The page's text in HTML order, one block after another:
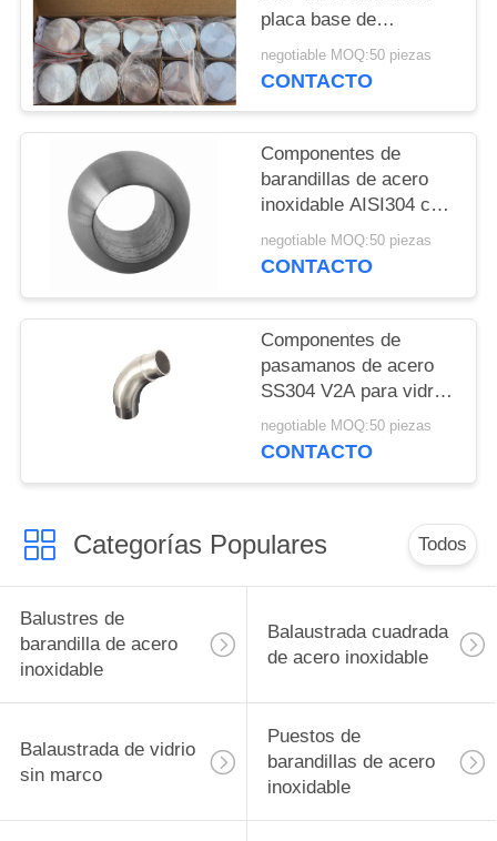
PRIVACY
POLICY
placa base de
barandilla
negotiable MOQ:50 piezas
CONTACTO
Componentes de
barandillas de acero
inoxidable AISI304 con
acabado de satén
negotiable MOQ:50 piezas
CONTACTO
Componentes de
pasamanos de acero
SS304 V2A para vidrio
de 12,76 mm
negotiable MOQ:50 piezas
CONTACTO
Categorías Populares Todos
Balustres de
barandilla de acero
inoxidable
Balaustrada cuadrada
de acero inoxidable
Balaustrada de vidrio
sin marco
Puestos de
barandillas de acero
inoxidable